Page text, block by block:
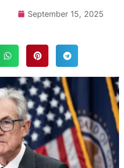
September 15, 2025